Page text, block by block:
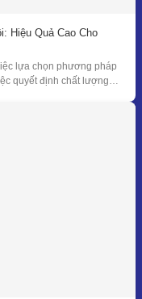
Hiệu Quả Cao Cho
lựa chọn phương pháp
quyết định chất lượng
liệu cao cấp và nhạy cảm.
lôi